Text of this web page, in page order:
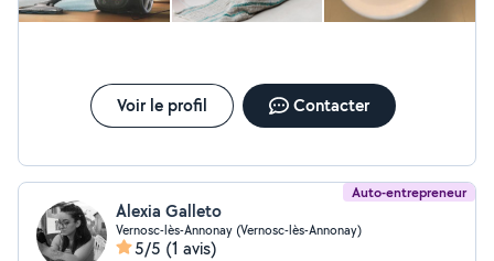
Voir le profil Contacter
Auto-entrepreneur
Alexia Galleto
Vernosc-lès-Annonay (Vernosc-lès-Annonay)
5/5 (1 avis)